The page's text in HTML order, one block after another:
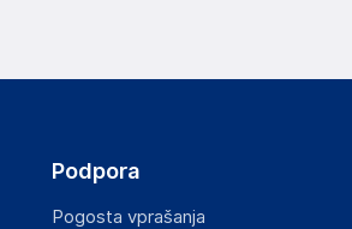
Podpora
Pogosta vprašanja